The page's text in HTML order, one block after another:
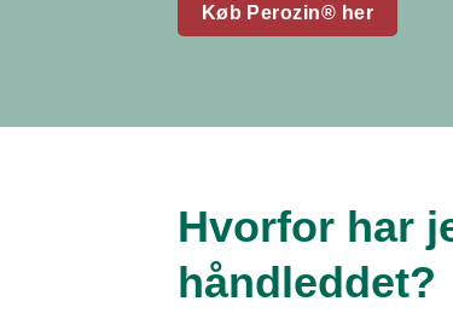
Køb Perozin® her
Hvorfor har
håndleddet?